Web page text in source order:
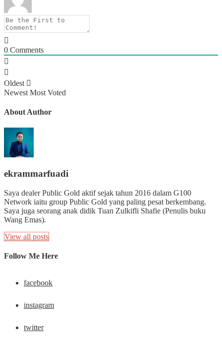
0 Comments
Oldest
Newest Most Voted
About Author
ekrammarfuadi
Saya dealer Public Gold aktif sejak tahun 2016 dalam G100
Network iaitu group Public Gold yang paling pesat berkembang.
Saya juga seorang anak didik Tuan Zulkifli Shafie (Penulis buku
Wang Emas).
View all posts
Follow Me Here
facebook
instagram
twitter